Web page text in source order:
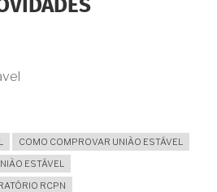
COMO COMPROVAR UNIÃO ESTÁVEL
ESTÁVEL
RCPN